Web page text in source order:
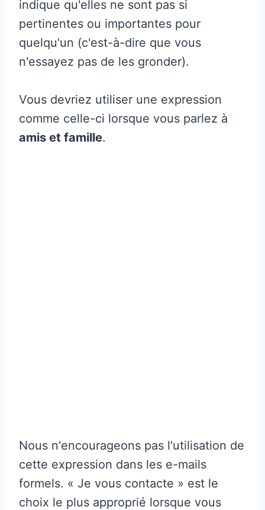
indique qu'elles ne sont pas si
pertinentes ou importantes pour
quelqu'un (c'est-à-dire que vous
n'essayez pas de les gronder).
Vous devriez utiliser une expression
comme celle-ci lorsque vous parlez à
amis et famille.
Nous n'encourageons pas l'utilisation de
cette expression dans les e-mails
formels. « Je vous contacte » est le
choix le plus approprié lorsque vous